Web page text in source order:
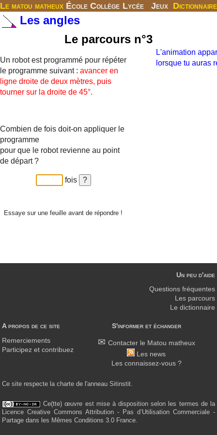
Le matou matheux École Collège Lycée Jeux Dictionnaire
Les angles
Le parcours n°3
Un robot est programmé pour répéter
le programme suivant : avancer en
ligne droite de deux mètres, puis
tourner sur la droite de 45°.
Combien de fois doit-on appliquer le
programme
pour que le robot revienne au point
de départ ?
fois
Essaye sur une feuille avant de répondre !
L'animation
lorsque tu auras
A propos de ce site
Remerciements
Participez et contribuez
S'informer et échanger
Contacter le Matou matheux
Les news
Les connaissez-vous ?
Un peu d'aide
Questions fréquentes
Les parcours
Le dictionnaire
Ce site respecte la charte de l'anneau Sitinstit.
Ce(tte) œuvre est mise à disposition selon les termes de la
Licence Creative Commons Attribution - Pas d’Utilisation Commerciale -
Partage dans les Mêmes Conditions 3.0 France.